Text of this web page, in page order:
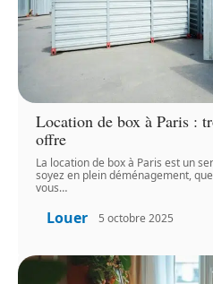
Location de box à Paris :
offre
La location de box à Paris est un
soyez en plein déménagement,
vous…
Louer 5 octobre 2025